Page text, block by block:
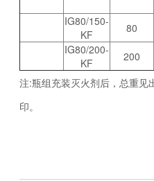
IG80/150-
KF
80
IG80/200-
KF
200
注:瓶组充装灭火剂后，总重见
印。